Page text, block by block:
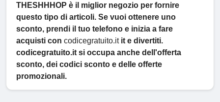
THESHHHOP è il miglior negozio per fornire
questo tipo di articoli. Se vuoi ottenere uno
sconto, prendi il tuo telefono e inizia a fare
acquisti con codicegratuito.it it e divertiti.
codicegratuito.it si occupa anche dell'offerta
sconto, dei codici sconto e delle offerte
promozionali.